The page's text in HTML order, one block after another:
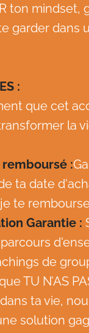
ton
garder dans
:
que cet
la
:
ta date
te
Garantie :
de
TU N’AS
dans ta vie,
solution